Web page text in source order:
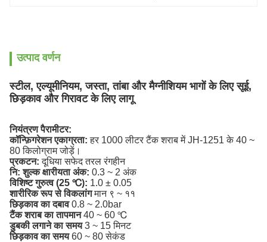
उत्पाद वर्णन
स्टील, एल्यूमीनियम, जस्ता, तांबा और मैग्नीशियम भागों के लिए सूई,
छिड़काव और गिरावट के लिए लागू
नियंत्रण पैरामीटर:
कॉन्फ़िगरेशन एकाग्रता: हर 1000 लीटर टैंक शराब में JH-1251 के 40 ~
80 किलोग्राम जोड़ें।
प्रकटन:दूधिया सफेद तरल रंगहीन
नि: शुल्क क्षारीयता अंक: 0.3 ~ 2 अंक
विशिष्ट गुरुत्व (25 ℃): 1.0 ± 0.05
शारीरिक रूप से विकलांगमान ९ ~ ११
छिड़काव का दबाव0.8 ~ 2.0bar
टैंक शराब का तापमान40 ~ 60 ℃
डुबकी लगाने का समय3 ~ 15 मिनट
छिड़काव का समय60 ~ 80 सेकंड